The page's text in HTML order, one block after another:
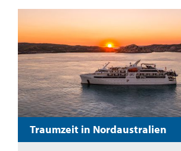
Traumzeit in Nordaustralien